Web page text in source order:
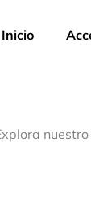
Inicio